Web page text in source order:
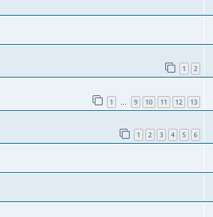
1 2
1 … 9 10 11 12 13
1 2 3 4 5 6